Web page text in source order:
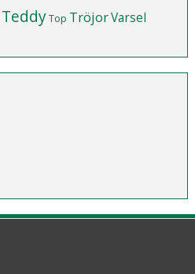
TeddyTop TröjorVarsel